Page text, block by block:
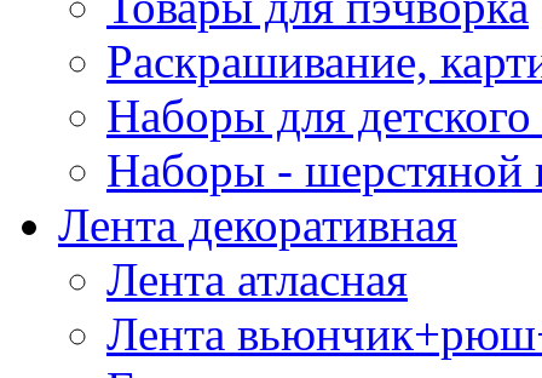
Раскрашивание,
Наборы для
Наборы - шерстяной
Лента декоративная
Лента атласная
Лента